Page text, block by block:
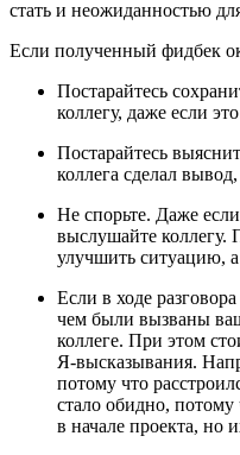
стать и неожиданностью
Если полученный фидбек
Постарайтесь
коллегу, даже если
Постарайтесь
коллега сделал
Не спорьте. Даже
выслушайте коллегу.
улучшить ситуацию,
Если в ходе
чем были вызваны
коллеге. При этом
Я‑высказывания.
потому что
стало обидно,
в начале проекта, но